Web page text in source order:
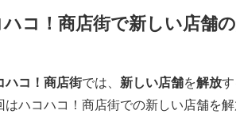
コ！商店街で新しい店舗
ハコ！商店街では、 新しい店舗を解放
はハコハコ！商店街での新しい店舗を